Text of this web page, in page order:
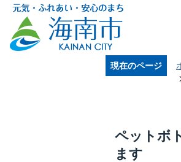
現在のページ
ペットボ
ます